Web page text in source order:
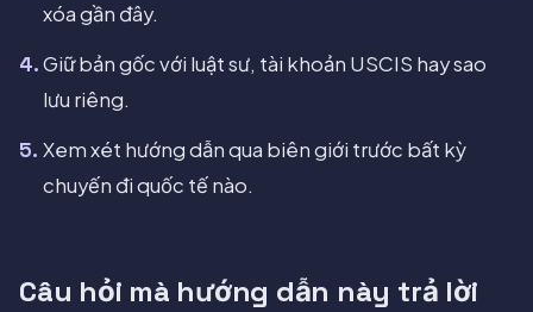
xóa gần đây.
Giữ bản gốc với luật sư, tài khoản USCIS hay sao
lưu riêng.
Xem xét hướng dẫn qua biên giới trước bất kỳ
chuyến đi quốc tế nào.
Câu hỏi mà hướng dẫn này trả lời